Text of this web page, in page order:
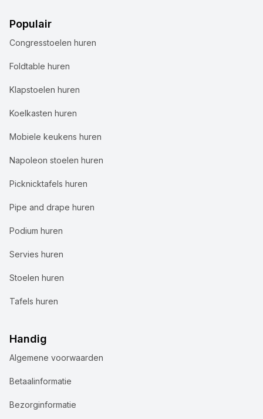
Populair
Congresstoelen huren
Foldtable huren
Klapstoelen huren
Koelkasten huren
Mobiele keukens huren
Napoleon stoelen huren
Picknicktafels huren
Pipe and drape huren
Podium huren
Servies huren
Stoelen huren
Tafels huren
Handig
Algemene voorwaarden
Betaalinformatie
Bezorginformatie
Wij gebruiken cookies
Bij Accuraat Verhuur maken we gebruik van cookies en